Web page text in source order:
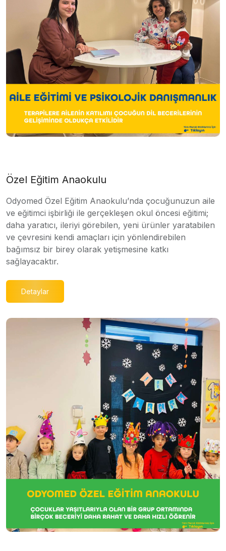
Özel Eğitim Anaokulu
Odyomed Özel Eğitim Anaokulu’nda çocuğunuzun aile
ve eğitimci işbirliği ile gerçekleşen okul öncesi eğitimi;
daha yaratıcı, ileriyi görebilen, yeni ürünler yaratabilen
ve çevresini kendi amaçları için yönlendirebilen
bağımsız bir birey olarak yetişmesine katkı
sağlayacaktır.
Detaylar